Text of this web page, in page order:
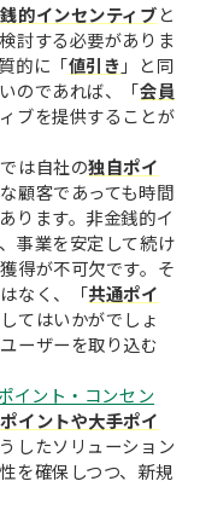
的インセンティブと
討する必要がありま
的に「値引き 」と同
のであれば、「会員
ブを提供することが
は自社の独自ポイ
顧客であっても時間
ります。非金銭的イ
事業を安定して続け
得が不可欠です。そ
なく、「共通ポイ
てはいかがでしょ
ーザーを取り込む
イント・コンセン
イントや大手ポイ
したソリューション
を確保しつつ、新規